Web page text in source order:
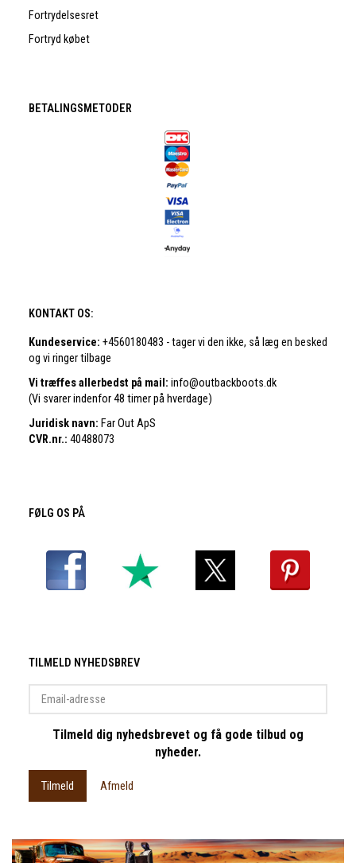
Fortrydelsesret
Fortryd købet
BETALINGSMETODER
KONTAKT OS:
Kundeservice: +4560180483 - tager vi den ikke, så læg en besked
og vi ringer tilbage
Vi træffes allerbedst på mail: info@outbackboots.dk
(Vi svarer indenfor 48 timer på hverdage)
Juridisk navn: Far Out ApS
CVR.nr.: 40488073
FØLG OS PÅ
TILMELD NYHEDSBREV
adresse
Tilmeld dig nyhedsbrevet og få gode tilbud og
nyheder.
Tilmeld Afmeld